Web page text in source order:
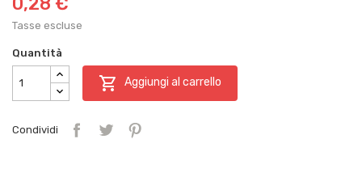
Tasse escluse
Quantità
 Aggiungi al carrello
Condividi